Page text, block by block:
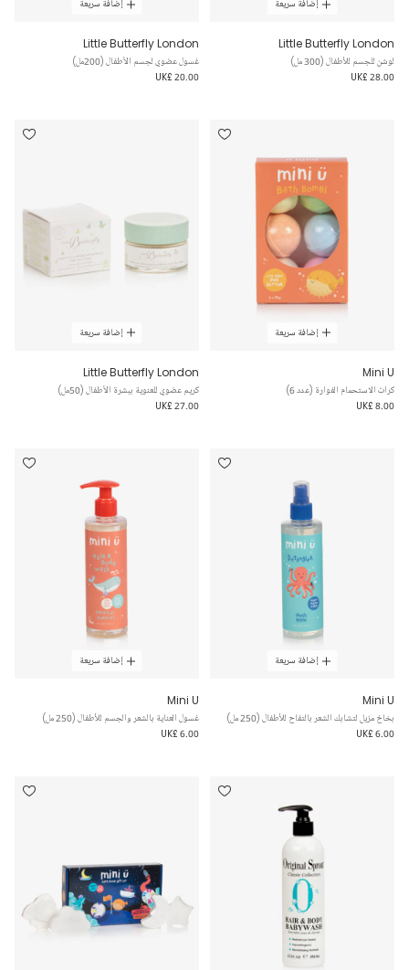
إضافة سريعة
Little Butterfly London
لوشن للجسم للأطفال (300 مل)
UK£ 28.00
إضافة سريعة
Little Butterfly London
غسول عضوي لجسم الأطفال (200مل)
UK£ 20.00
إضافة سريعة
Mini U
كرات الاستحمام الفوارة (عدد 6)
UK£ 8.00
إضافة سريعة
Little Butterfly London
كريم عضوي للعنوية ببشرة الأطفال (50مل)
UK£ 27.00
إضافة سريعة
Mini U
بخاخ مزيل لتشابك الشعر بالتفاح للأطفال (250 مل)
UK£ 6.00
إضافة سريعة
Mini U
غسول العناية بالشعر والجسم للأطفال (250 مل)
UK£ 6.00